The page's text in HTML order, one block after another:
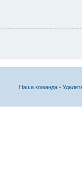
Наша команда •